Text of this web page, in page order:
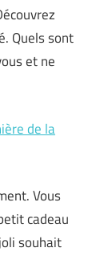
Quels sont
et ne
de la
Vous
cadeau
souhait